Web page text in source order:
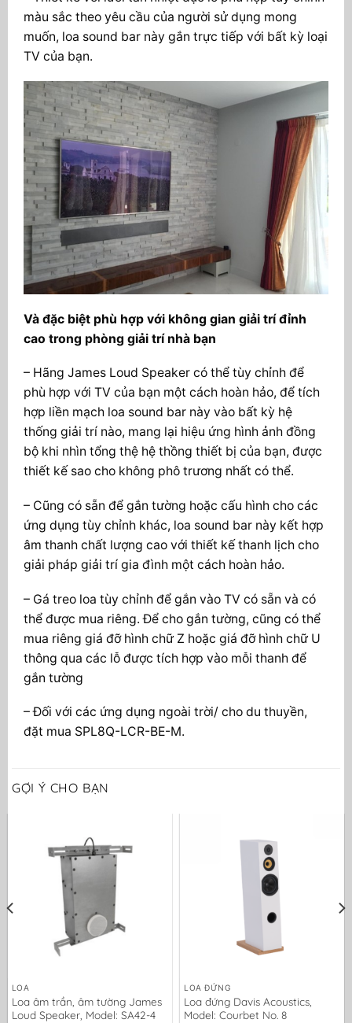
màu sắc theo yêu cầu của người sử dụng mong
muốn, loa sound bar này gắn trực tiếp với bất kỳ loại
TV của bạn.
Và đặc biệt phù hợp với không gian giải trí đỉnh
cao trong phòng giải trí nhà bạn
– Hãng James Loud Speaker có thể tùy chỉnh để
phù hợp với TV của bạn một cách hoàn hảo, để tích
hợp liền mạch loa sound bar này vào bất kỳ hệ
thống giải trí nào, mang lại hiệu ứng hình ảnh đồng
bộ khi nhìn tổng thệ hệ thồng thiết bị của bạn, được
thiết kế sao cho không phô trương nhất có thể.
– Cũng có sẵn để gắn tường hoặc cấu hình cho các
ứng dụng tùy chỉnh khác, loa sound bar này kết hợp
âm thanh chất lượng cao với thiết kế thanh lịch cho
giải pháp giải trí gia đình một cách hoàn hảo.
– Gá treo loa tùy chỉnh để gắn vào TV có sẵn và có
thể được mua riêng. Để cho gắn tường, cũng có thể
mua riêng giá đỡ hình chữ Z hoặc giá đỡ hình chữ U
thông qua các lỗ được tích hợp vào mỗi thanh để
gắn tường
– Đối với các ứng dụng ngoài trời/ cho du thuyền,
đặt mua SPL8Q-LCR-BE-M.
GỢI Ý CHO BẠN
LOA
Loa âm trần, âm tường James
Loud Speaker, Model: SA42-4
LOA ĐỨNG
Loa đứng Davis Acoustics,
Model: Courbet No. 8